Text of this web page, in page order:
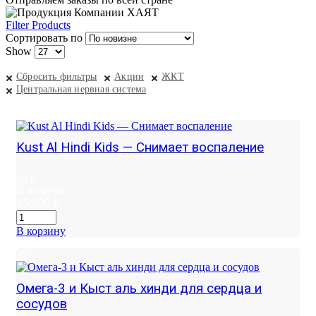
Filter Products
Сортировать по
Show
Сбросить фильтры Акции
ЖКТ
Центральная нервная система
Kust Al Hindi Kids — Снимает воспаление
В корзину
Омега-3 и Кыст аль хинди для сердца и
сосудов